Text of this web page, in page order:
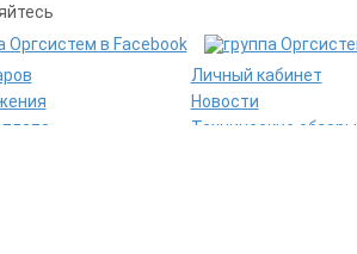
Личный кабинет
Новости
Технические обзоры